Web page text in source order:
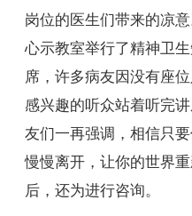
岗位的医生们带来的凉
心示教室举行了精神卫
席，许多病友因没有座
感兴趣的听众站着听完
友们一再强调，相信只
慢慢离开，让你的世界
后，还为进行咨询。